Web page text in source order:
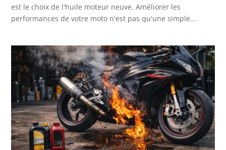
est le choix de l'huile moteur neuve. Améliorer les
performances de votre moto n'est pas qu'une simple...